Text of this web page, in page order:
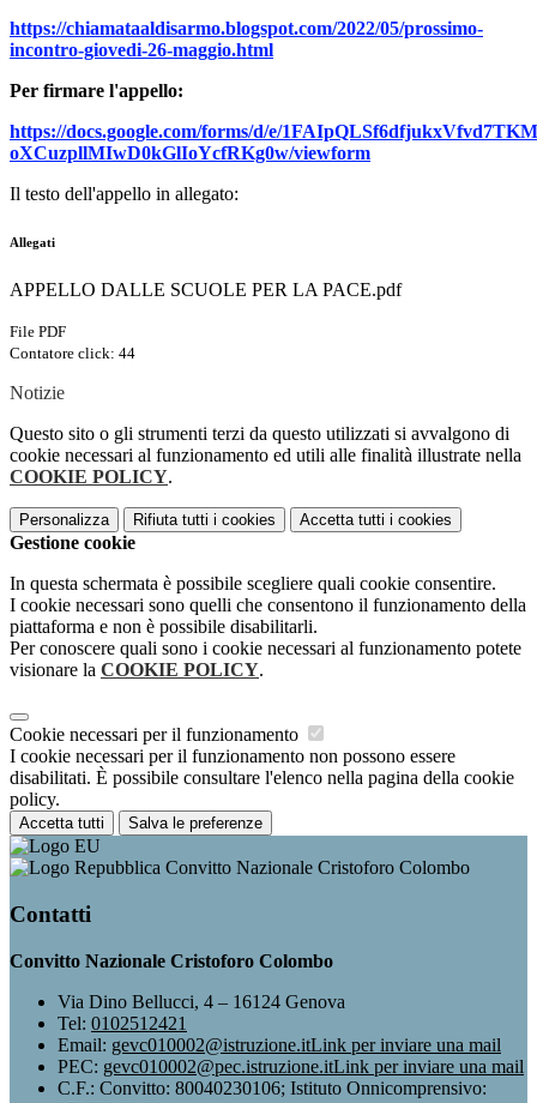
https://chiamataaldisarmo.blogspot.com/2022/05/prossimo-
incontro-giovedi-26-maggio.html
Per firmare l'appello:
https://docs.google.com/forms/d/e/
oXCuzpllMIwD0kGlIoYcfRKg0w/viewform
Il testo dell'appello in allegato:
Allegati
APPELLO DALLE SCUOLE PER LA PACE.pdf
File PDF
Contatore click: 44
Notizie
Questo sito o gli strumenti terzi da questo utilizzati si avvalgono di
cookie necessari al funzionamento ed utili alle finalità illustrate nella
COOKIE POLICY.
Personalizza Rifiuta tutti i cookies Accetta tutti i cookies
Gestione cookie
In questa schermata è possibile scegliere quali cookie consentire.
I cookie necessari sono quelli che consentono il funzionamento della
piattaforma e non è possibile disabilitarli.
Per conoscere quali sono i cookie necessari al funzionamento potete
visionare la COOKIE POLICY.
Cookie necessari per il funzionamento
I cookie necessari per il funzionamento non possono essere
disabilitati. È possibile consultare l'elenco nella pagina della cookie
policy.
Accetta tutti Salva le preferenze
Convitto Nazionale Cristoforo Colombo
Contatti
Convitto Nazionale Cristoforo Colombo
Via Dino Bellucci, 4 – 16124 Genova
Tel: 0102512421
Email: gevc010002@istruzione.itLink per inviare una mail
PEC: gevc010002@pec.istruzione.itLink per inviare una mail
C.F.: Convitto: 80040230106; Istituto Onnicomprensivo: